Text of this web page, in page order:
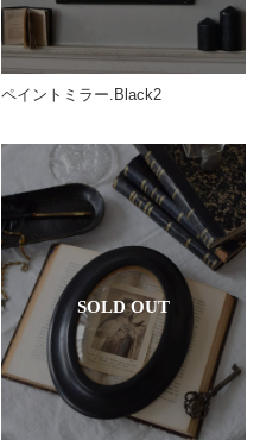
ペイントミラー.Black2